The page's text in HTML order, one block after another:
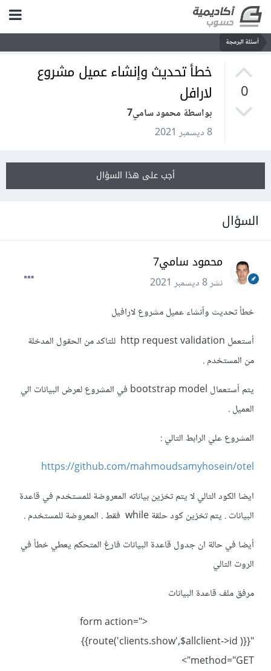
أسئلة البرمجة
0
خطأ تحديث وإنشاء عميل مشروع
لارافل
بواسطة محمود سامي7
8 ديسمبر 2021
أجب على هذا السؤال
السؤال
محمود سامي7
نشر8 ديسمبر 2021
خطأ تحديث وأنشاء عميل مشروع لارافيل
أستعمل http request validation للتاكد من الحقول المدخلة
من المستخدم .
يتم أستعمال bootstrap model في المشروع لعرض البيانات الي
العميل .
المشروع علي الرابط التالي :
https://github.com/mahmoudsamyhosein/otel
ايضا الكود التالي لا يتم تخزين بياناته المعروضة للمستخدم في قاعدة
البيانات . يتم تخزين كود حلقة while فقط . المعروضة للمستخدم .
أيضا في حالة ان جدول قاعدة البيانات فارغ المتحكم يعطي خطأ في
الروت التالي
مرفق ملف قاعدة البيانات
<form action="
{{route('clients.show',$allclient->id )}}"
method="GET">